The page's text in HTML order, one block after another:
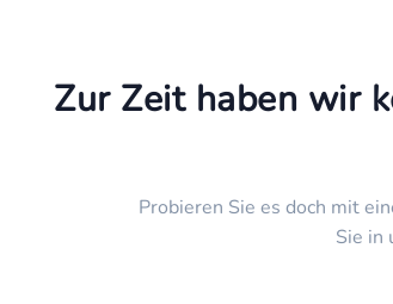
Zur Zeit haben wir
Probieren Sie es doch mit
Sie in